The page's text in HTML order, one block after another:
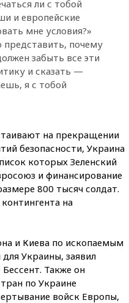
ли с тобой
и европейские
мне условия?»
представить, почему
забыть все эти
и сказать —
я с тобой
на прекращении
безопасности, Украина
которых Зеленский
и финансирование
800 тысяч солдат.
на
и Киева по ископаемым
Украины, заявил
Также он
по Украине
войск Европы,